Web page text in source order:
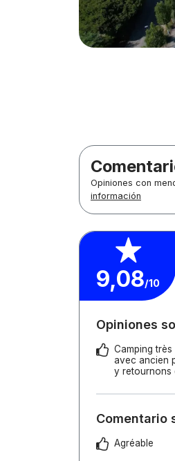
Opiniones con
información
9,08/10
Opiniones
Camping
avec ancien
y retournons
Comentario
Agréable